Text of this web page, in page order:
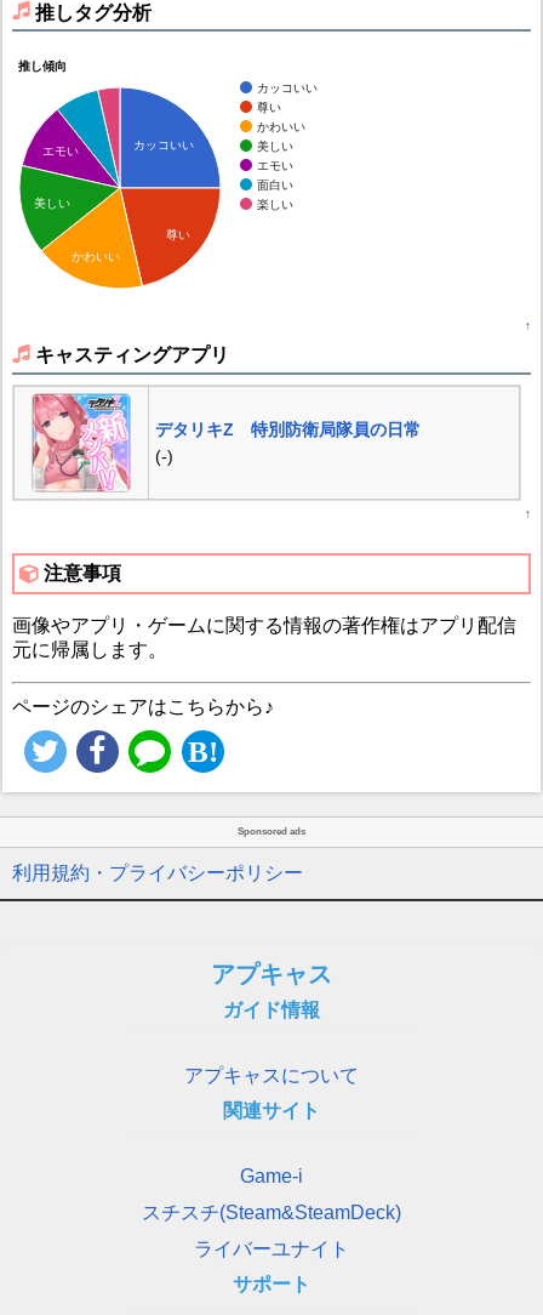
推しタグ分析
推し傾向
カッコいい
尊い
かわいい
美しい
エモい
面白い
楽しい
カッコいい
尊い
エモい
美しい
かわいい
↑
キャスティングアプリ
デタリキZ 特別防衛局隊員の日常
(-)
↑
注意事項
画像やアプリ・ゲームに関する情報の著作権はアプリ配信
元に帰属します。
ページのシェアはこちらから♪
Sponsored ads
利用規約・プライバシーポリシー
アプキャス
ガイド情報
アプキャスについて
関連サイト
Game-i
スチスチ(Steam&SteamDeck)
ライバーユナイト
サポート